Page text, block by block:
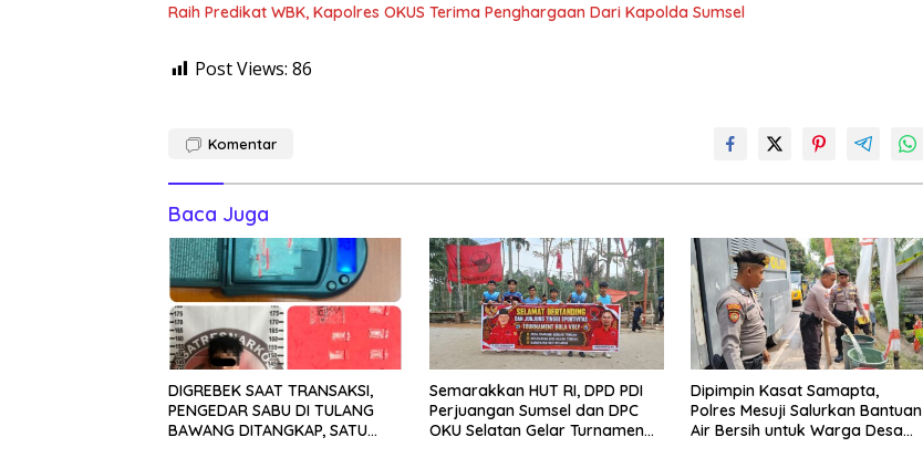
Raih Predikat WBK, Kapolres OKUS Terima Penghargaan Dari Kapolda Sumsel
Post Views: 86
Komentar
Baca Juga
DIGREBEK SAAT TRANSAKSI,
PENGEDAR SABU DI TULANG
BAWANG DITANGKAP, SATU
Semarakkan HUT RI, DPD PDI
Perjuangan Sumsel dan DPC
OKU Selatan Gelar Turnamen
Dipimpin Kasat Samapta,
Polres Mesuji Salurkan Bantuan
Air Bersih untuk Warga Desa